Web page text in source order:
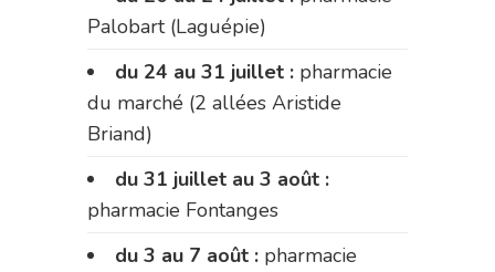
Palobart (Laguépie)
du 24 au 31 juillet : pharmacie
du marché (2 allées Aristide
Briand)
du 31 juillet au 3 août :
pharmacie Fontanges
du 3 au 7 août : pharmacie